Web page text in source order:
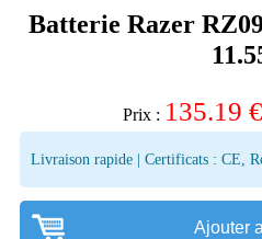
Batterie Razer
Prix : 135.19 €
Livraison rapide | Certificats : CE,
Ajouter